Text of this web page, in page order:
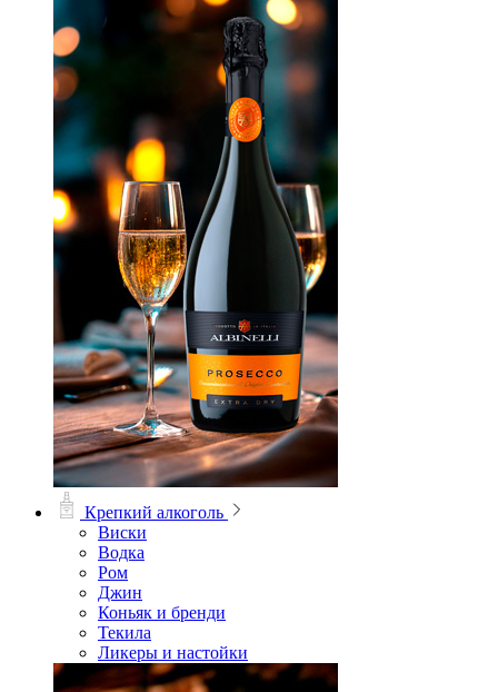
Крепкий алкоголь
Виски
Водка
Ром
Джин
Коньяк и бренди
Текила
Ликеры и настойки